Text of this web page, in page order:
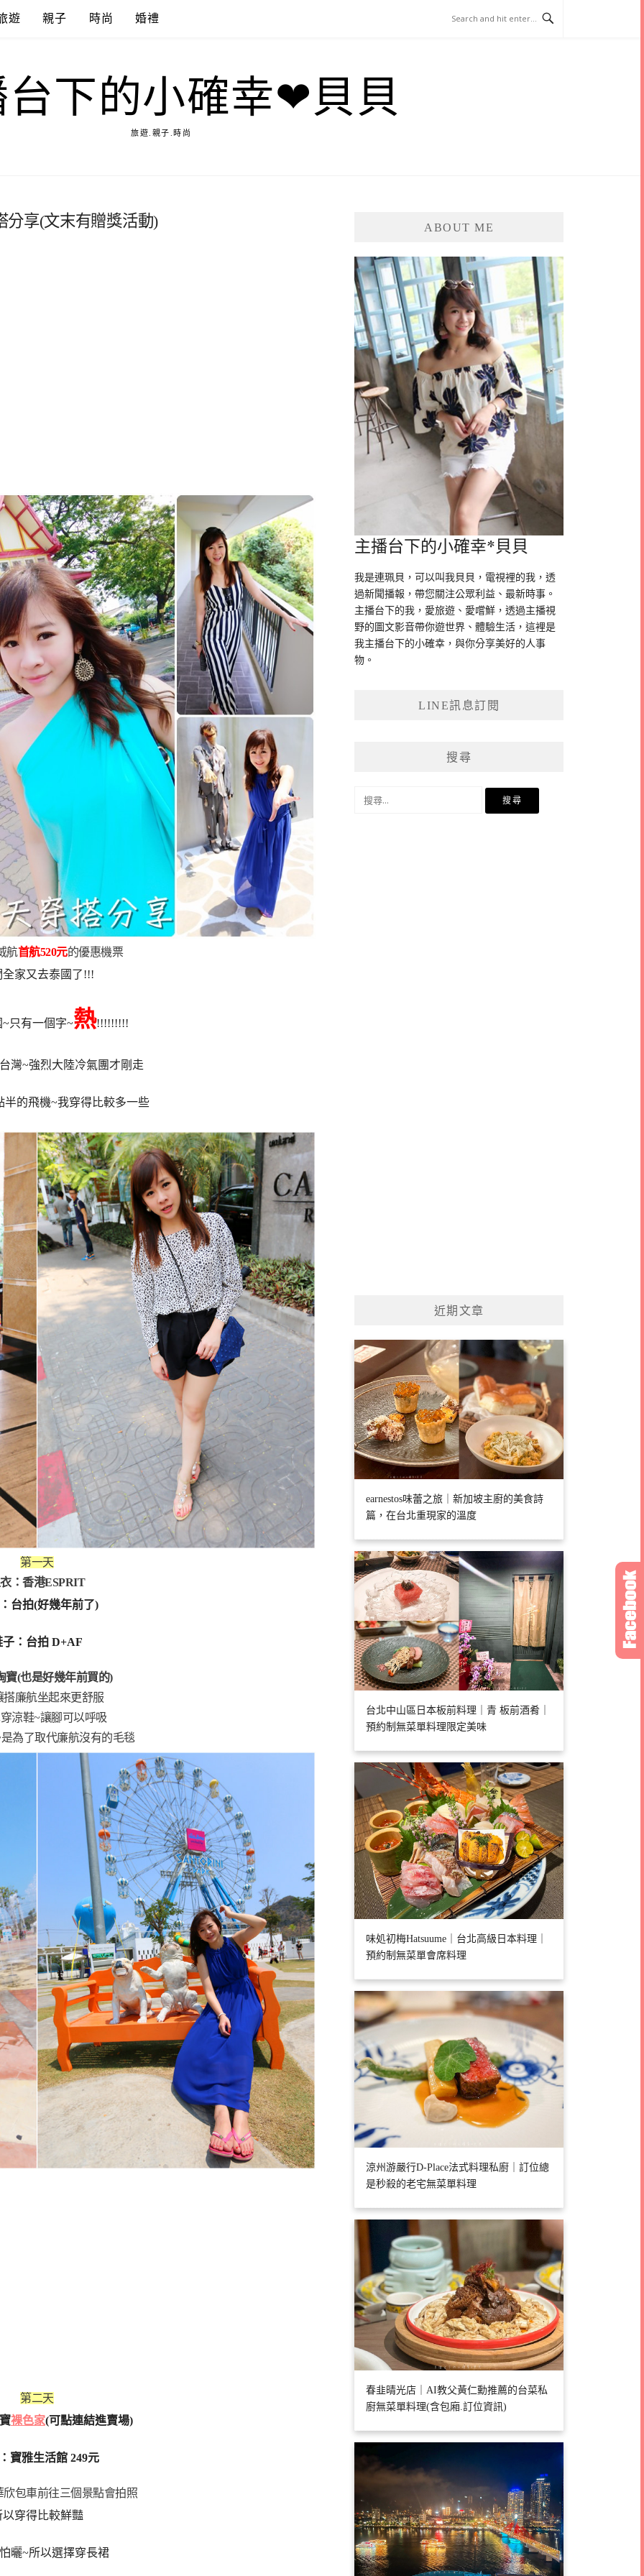
遊 親子 時尚 婚禮
下的小確幸❤貝貝
旅遊.親子.時尚
分享(文末有贈獎活動)
航首航520元的優惠機票
全家又去泰國了!!!
只有一個字~熱!!!!!!!!!
灣~強烈大陸冷氣團才剛走
半的飛機~我穿得比較多一些
第一天
：香港ESPRIT
台拍(好幾年前了)
子：台拍 D+AF
寶(也是好幾年前買的)
搭廉航坐起來更舒服
涼鞋~讓腳可以呼吸
為了取代廉航沒有的毛毯
第二天
裸色家(可點連結進賣場)
寶雅生活館 249元
欣包車前往三個景點會拍照
以穿得比較鮮豔
曬~所以選擇穿長裙
ABOUT ME
主播台下的小確幸*貝貝
我是連珮貝，可以叫我貝貝，電視裡的我，透
過新聞播報，帶您關注公眾利益、最新時事。
主播台下的我，愛旅遊、愛嚐鮮，透過主播視
野的圖文影音帶你遊世界、體驗生活，這裡是
我主播台下的小確幸，與你分享美好的人事
物。
LINE訊息訂閱
搜尋
近期文章
earnestos味蕾之旅｜新加坡主廚的美食詩
篇，在台北重現家的溫度
台北中山區日本板前料理｜青 板前酒肴｜
預約制無菜單料理限定美味
味処初梅Hatsuume｜台北高級日本料理｜
預約制無菜單會席料理
涼州游嚴行D-Place法式料理私廚｜訂位總
是秒殺的老宅無菜單料理
春韭晴光店｜AI教父黃仁勳推薦的台菜私
廚無菜單料理(含包廂.訂位資訊)